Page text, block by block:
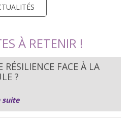
À RETENIR !
RÉSILIENCE FACE À LA
?
suite